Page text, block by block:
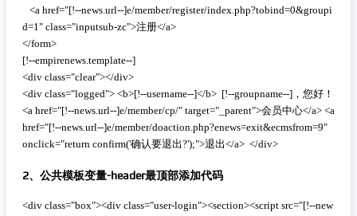
d=1" class="inputsub-zc">注册</a>
</form>
[!--empirenews.template--]
<div class="clear"></div>
<div class="logged"> <b>[!--username--]</b>  [!--groupname--]，您好！
<a href="[!--news.url--]e/member/cp/" target="_parent">会员中心</a> <a
href="[!--news.url--]e/member/doaction.php?enews=exit&ecmsfrom=9"
onclick="return confirm('确认要退出?');">退出</a>  </div>
2、公共模板变量-header最顶部添加代码
<div class="box"><div class="user-login"><section><script src="[!--new